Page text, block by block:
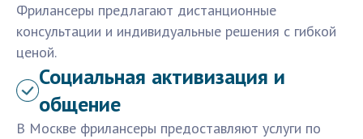
Фрилансеры предлагают дистанционные
консультации и индивидуальные решения с гибкой
ценой.
Социальная активизация и
общение
В Москве фрилансеры предоставляют услуги по